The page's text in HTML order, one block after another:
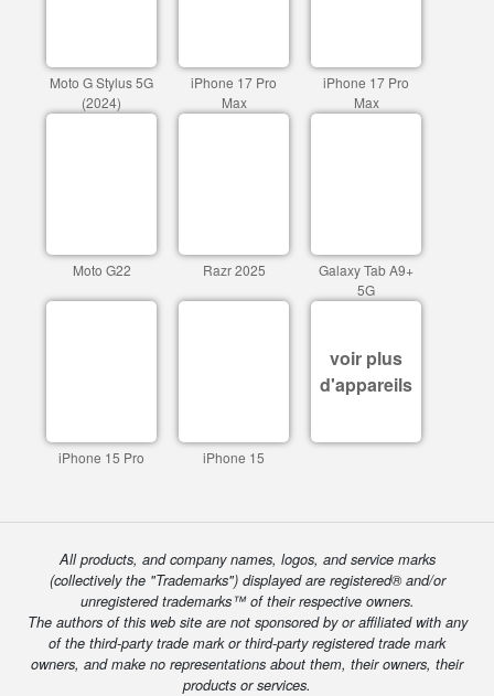
Moto G Stylus 5G
(2024)
iPhone 17 Pro
Max
iPhone 17 Pro
Max
Moto G22 Razr 2025
Galaxy Tab A9+
5G
iPhone 15 Pro iPhone 15
voir plus
d'appareils
All products, and company names, logos, and service marks
(collectively the "Trademarks") displayed are registered® and/or
unregistered trademarks™ of their respective owners.
The authors of this web site are not sponsored by or affiliated with any
of the third-party trade mark or third-party registered trade mark
owners, and make no representations about them, their owners, their
products or services.